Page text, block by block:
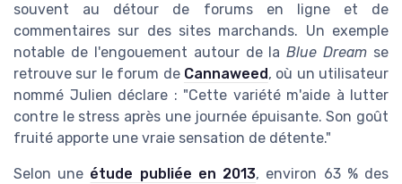
souvent au détour de forums en ligne et de
commentaires sur des sites marchands. Un exemple
notable de l'engouement autour de laBlue Dream se
retrouve sur le forum de Cannaweed , où un utilisateur
nommé Julien déclare : "Cette variété m'aide à lutter
contre le stress après une journée épuisante. Son goût
fruité apporte une vraie sensation de détente."
Selon une étude publiée en 2013, environ 63 % des